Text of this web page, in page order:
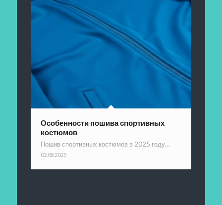
Особенности пошива спортивных
костюмов
Пошив спортивных костюмов в 2025 году…
02.08.2025